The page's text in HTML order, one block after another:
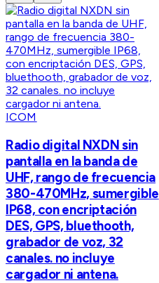
ICOM
Radio digital NXDN sin
pantalla en la banda de
UHF, rango de frecuencia
380-470MHz, sumergible
IP68, con encriptación
DES, GPS, bluethooth,
grabador de voz, 32
canales. no incluye
cargador ni antena.